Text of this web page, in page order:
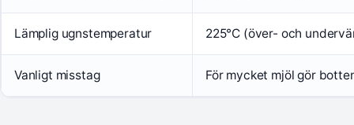
Lämplig ugnstemperatur 225°C (över- och
Vanligt misstag För mycket mjöl gör